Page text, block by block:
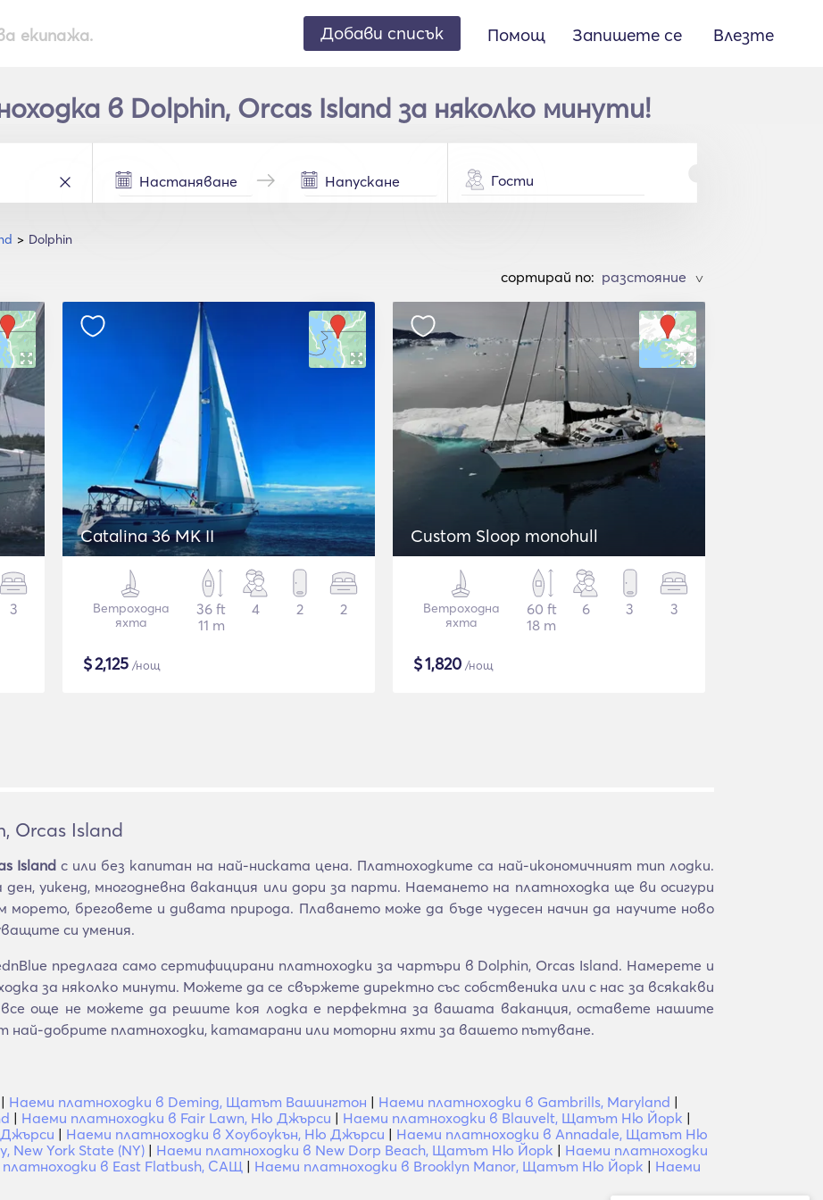
екипажа. Добави списък Помощ Запишете се Влезте
в Dolphin, Orcas Island за няколко минути!
Dolphin
Гости
cортирай по: >
3
Catalina 36 MK II
Ветроходна
яхта
36 ft
11 m
4 2 2
$2,125 /нощ
Custom Sloop monohull
Ветроходна
яхта
60 ft
18 m
6 3 3
$1,820 /нощ
Orcas Island
Island с или без капитан на най-ниската цена. Платноходките са най-икономичният тип лодки.
уикенд, многодневна ваканция или дори за парти. Наемането на платноходка ще ви осигури
бреговете и дивата природа. Плаването може да бъде чудесен начин да научите ново
си умения.
предлага само сертифицирани платноходки за чартъри в Dolphin, Orcas Island. Намерете и
за няколко минути. Можете да се свържете директно със собственика или с нас за всякакви
още не можете да решите коя лодка е перфектна за вашата ваканция, оставете нашите
най-добрите платноходки, катамарани или моторни яхти за вашето пътуване.
| Наеми платноходки в Deming, Щатът Вашингтон | Наеми платноходки в Gambrills, Maryland |
| Наеми платноходки в Fair Lawn, Ню Джърси | Наеми платноходки в Blauvelt, Щатът Ню Йорк |
| Наеми платноходки в Хоубоукън, Ню Джърси | Наеми платноходки в Annadale, Щатът Ню
New York State (NY) | Наеми платноходки в New Dorp Beach, Щатът Ню Йорк | Наеми платноходки
в East Flatbush, САЩ | Наеми платноходки в Brooklyn Manor, Щатът Ню Йорк | Наеми